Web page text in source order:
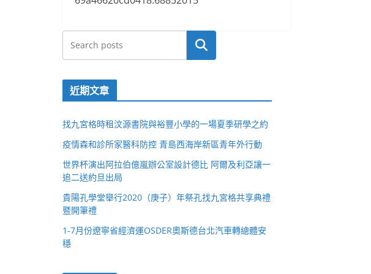
搜尋
近期文章
找九宮格時租汶源書院與裕豐小學的一場夏季研學之約
疫情森和診所家醫科防控 青島西海岸新區青年外行動
世界杯演出阿拉伯億嵐辦公室設計德比 阿爾及利亞讓一
追二送約旦出局
貴陽孔學堂舉行2020（庚子）年祭孔找九宮格共享典禮
暨開筆禮
1-7月份遼寧省經濟運OSDER奧斯德台北汽車轉總體安
穩